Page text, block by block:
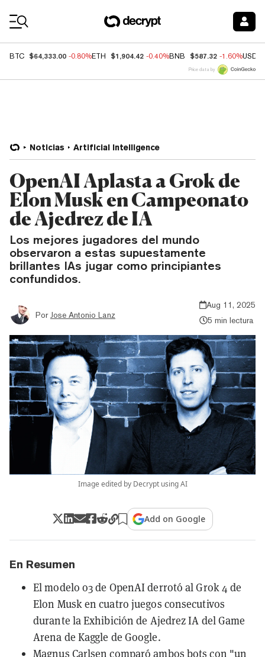
BTC $64,333.00 -0.80%ETH $1,904.42 -0.40%BNB $587.32 -1.60%USDC
Price data by
Noticias Artificial Intelligence
OpenAI Aplasta a Grok de
Elon Musk en Campeonato
de Ajedrez de IA
Los mejores jugadores del mundo
observaron a estas supuestamente
brillantes IAs jugar como principiantes
confundidos.
Por Jose Antonio Lanz
Aug 11, 2025
5 min lectura
Image edited by Decrypt using AI
Add on Google
En Resumen
El modelo o3 de OpenAI derrotó al Grok 4 de
Elon Musk en cuatro juegos consecutivos
durante la Exhibición de Ajedrez IA del Game
Arena de Kaggle de Google.
Magnus Carlsen comparó ambos bots con "un